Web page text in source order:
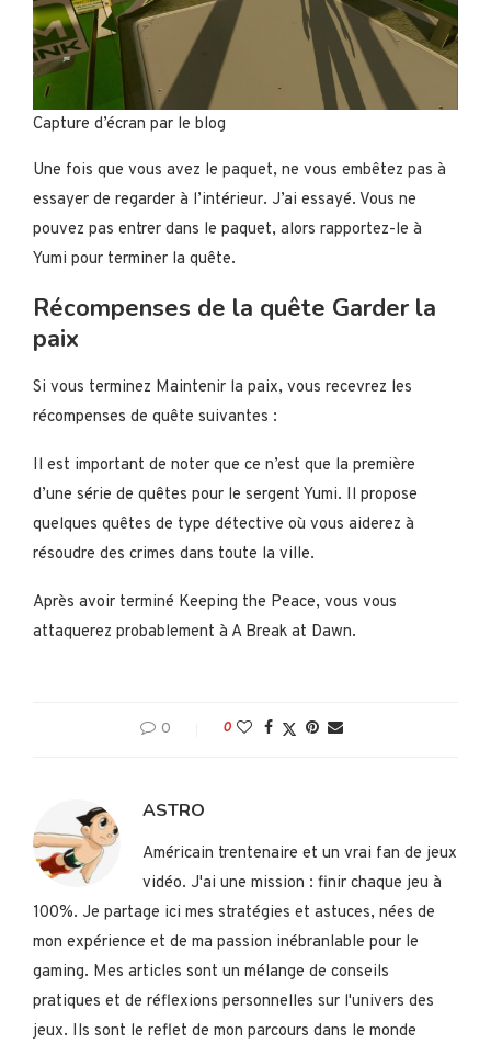
Capture d’écran par le blog
Une fois que vous avez le paquet, ne vous embêtez pas à
essayer de regarder à l’intérieur. J’ai essayé. Vous ne
pouvez pas entrer dans le paquet, alors rapportez-le à
Yumi pour terminer la quête.
Récompenses de la quête Garder la
paix
Si vous terminez Maintenir la paix, vous recevrez les
récompenses de quête suivantes :
Il est important de noter que ce n’est que la première
d’une série de quêtes pour le sergent Yumi. Il propose
quelques quêtes de type détective où vous aiderez à
résoudre des crimes dans toute la ville.
Après avoir terminé Keeping the Peace, vous vous
attaquerez probablement à A Break at Dawn.
0 0
ASTRO
Américain trentenaire et un vrai fan de jeux
vidéo. J'ai une mission : finir chaque jeu à
100%. Je partage ici mes stratégies et astuces, nées de
mon expérience et de ma passion inébranlable pour le
gaming. Mes articles sont un mélange de conseils
pratiques et de réflexions personnelles sur l'univers des
jeux. Ils sont le reflet de mon parcours dans le monde